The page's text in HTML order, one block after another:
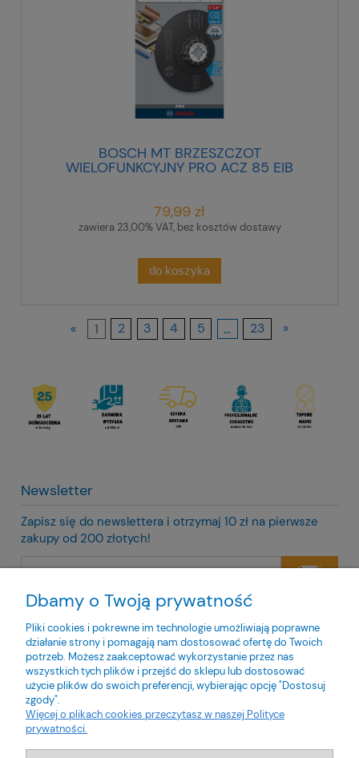
BOSCH MT BRZESZCZOT
WIELOFUNKCYJNY PRO ACZ 85 EIB
79,99 zł
zawiera 23,00% VAT, bez kosztów dostawy
do koszyka
« 1 2 3 4 5 ... 23 »
Newsletter
Zapisz się do newslettera i otrzymaj 10 zł na pierwsze
zakupy od 200 złotych!
Twoje dane będą przetwarzane zgodnie z nasząpolityką
prywatności
Dbamy o Twoją prywatność
Pliki cookies i pokrewne im technologie umożliwiają poprawne
działanie strony i pomagają nam dostosować ofertę do Twoich
potrzeb. Możesz zaakceptować wykorzystanie przez nas
wszystkich tych plików i przejść do sklepu lub dostosować
użycie plików do swoich preferencji, wybierając opcję "Dostosuj
zgody".
Więcej o plikach cookies przeczytasz w naszej Polityce
prywatności.